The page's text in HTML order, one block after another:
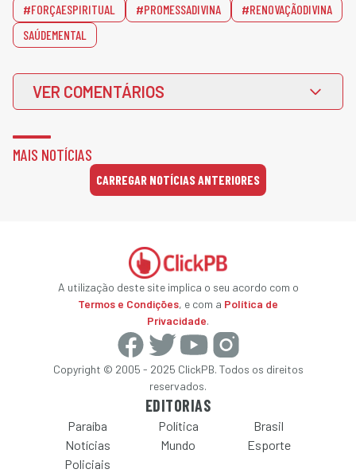
#FORÇAESPIRITUAL
#PROMESSADIVINA
#RENOVAÇÃODIVINA
SAÚDEMENTAL
VER COMENTÁRIOS
MAIS NOTÍCIAS
CARREGAR NOTÍCIAS ANTERIORES
A utilização deste site implica o seu acordo com o
Termos e Condições, e com a Política de
Privacidade.
Copyright © 2005 - 2025 ClickPB. Todos os direitos
reservados.
EDITORIAS
Paraíba Política
Brasil
Notícias
Policiais
Mundo Esporte